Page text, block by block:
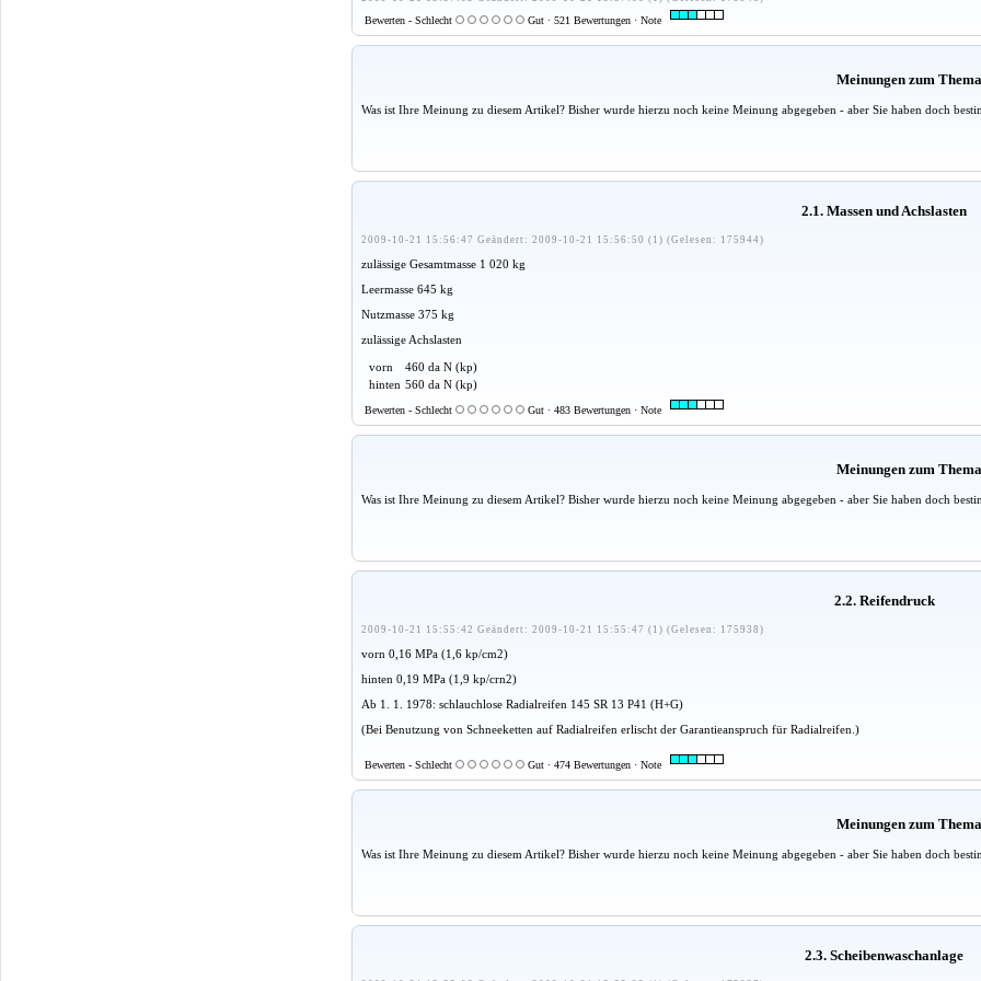
Bewerten - Schlecht Gut · 521 Bewertungen · Note
Meinungen zum Thema
Was ist Ihre Meinung zu diesem Artikel? Bisher wurde hierzu noch keine Meinung abgegeben - aber Sie haben doch
2.1. Massen und Achslasten
2009-10-21 15:56:47 Geändert: 2009-10-21 15:56:50 (1) (Gelesen: 175944)
zulässige Gesamtmasse 1 020 kg
Leermasse 645 kg
Nutzmasse 375 kg
zulässige Achslasten
vorn
460 da N (kp)
hinten 560 da N (kp)
Bewerten - Schlecht Gut · 483 Bewertungen · Note
Meinungen zum Thema
Was ist Ihre Meinung zu diesem Artikel? Bisher wurde hierzu noch keine Meinung abgegeben - aber Sie haben doch
2.2. Reifendruck
2009-10-21 15:55:42 Geändert: 2009-10-21 15:55:47 (1) (Gelesen: 175938)
vorn 0,16 MPa (1,6 kp/cm2)
hinten 0,19 MPa (1,9 kp/crn2)
Ab 1. 1. 1978: schlauchlose Radialreifen 145 SR 13 P41 (H+G)
(Bei Benutzung von Schneeketten auf Radialreifen erlischt der Garantieanspruch für Radialreifen.)
Bewerten - Schlecht Gut · 474 Bewertungen · Note
Meinungen zum Thema
Was ist Ihre Meinung zu diesem Artikel? Bisher wurde hierzu noch keine Meinung abgegeben - aber Sie haben doch
2.3. Scheibenwaschanlage